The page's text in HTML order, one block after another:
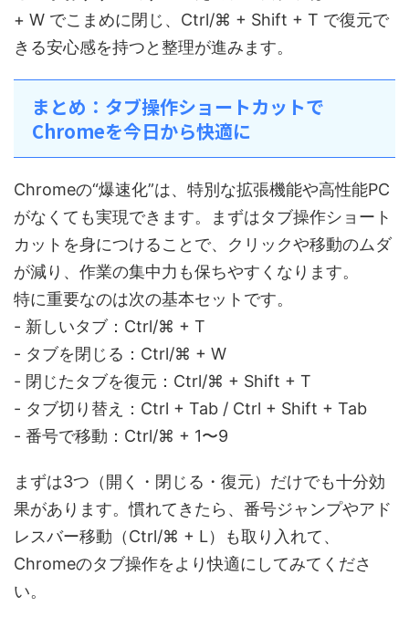
+ W でこまめに閉じ、Ctrl/⌘ + Shift + T で復元で
きる安心感を持つと整理が進みます。
まとめ：タブ操作ショートカットで
Chromeを今日から快適に
Chromeの“爆速化”は、特別な拡張機能や高性能PC
がなくても実現できます。まずはタブ操作ショート
カットを身につけることで、クリックや移動のムダ
が減り、作業の集中力も保ちやすくなります。
特に重要なのは次の基本セットです。
- 新しいタブ：Ctrl/⌘ + T
- タブを閉じる：Ctrl/⌘ + W
- 閉じたタブを復元：Ctrl/⌘ + Shift + T
- タブ切り替え：Ctrl + Tab / Ctrl + Shift + Tab
- 番号で移動：Ctrl/⌘ + 1〜9
まずは3つ（開く・閉じる・復元）だけでも十分効
果があります。慣れてきたら、番号ジャンプやアド
レスバー移動（Ctrl/⌘ + L）も取り入れて、
Chromeのタブ操作をより快適にしてみてくださ
い。